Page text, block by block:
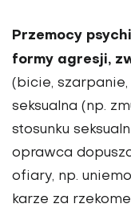
Przemocy
formy agresji,
(bicie,
seksualna (np.
stosunku
oprawca
ofiary, np.
karze za